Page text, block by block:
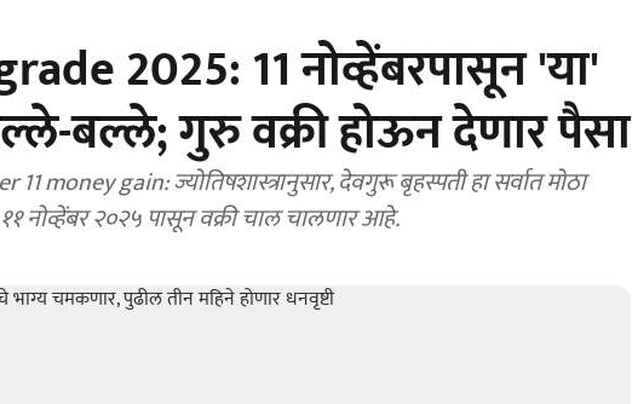
2025: 11 नोव्हेंबरपासून 'या'
बल्ले; गुरु वक्री होऊन देणार पैसा
money gain: ज्योतिषशास्त्रानुसार, देवगुरू बृहस्पती हा सर्वात मोठा
नोव्हेंबर २०२५ पासून वक्री चाल चालणार आहे.